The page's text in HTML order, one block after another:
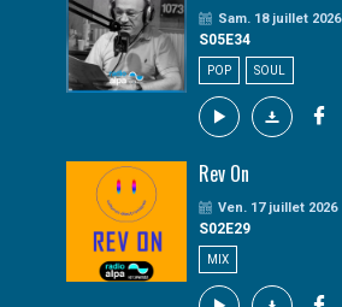
Sam. 18 juillet 2026
S05E34
POP SOUL
Rev On
Ven. 17 juillet 2026
S02E29
MIX